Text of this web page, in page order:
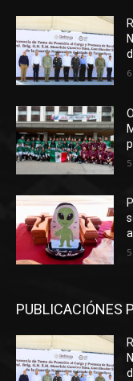
PUBLICACIÓNES